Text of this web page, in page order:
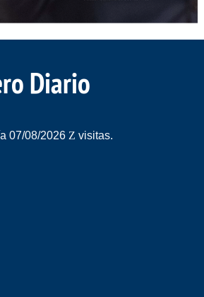
Diario
07/08/2026 visitas.